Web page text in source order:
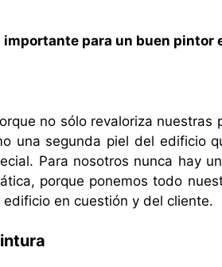
para un buen pintor
no sólo revaloriza
una segunda piel del edificio
Para nosotros nunca hay
porque ponemos todo
en cuestión y del cliente.